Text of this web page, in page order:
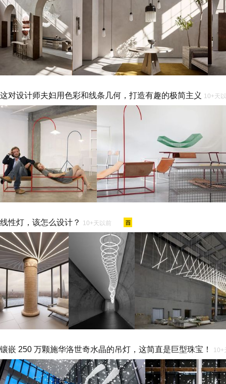
这对设计师夫妇用色彩和线条几何，打造有趣的极简主义 10+天
线性灯，该怎么设计？ 10+天以前
镶嵌 250 万颗施华洛世奇水晶的吊灯，这简直是巨型珠宝！ 10+